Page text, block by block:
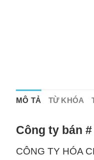
MÔ TẢ TỪ KHÓA
Công ty bán
CÔNG TY HÓA